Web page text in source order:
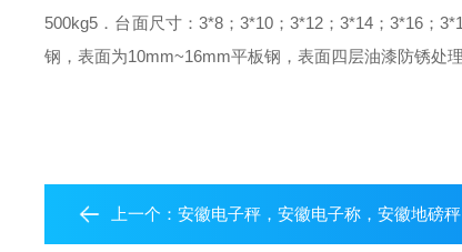
500kg5．台面尺寸： 3*8；3*10；3*12；3*14；3*16；
钢，表面为10mm~16mm平板钢，表面四层油漆防锈处理
上一个：安徽电子秤，安徽电子称，安徽地磅秤